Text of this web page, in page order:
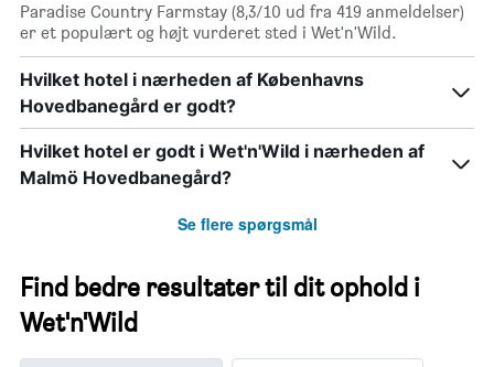
Paradise Country Farmstay (8,3/10 ud fra 419 anmeldelser)
er et populært og højt vurderet sted i Wet'n'Wild.
Hvilket hotel i nærheden af Københavns
Hovedbanegård er godt?
Hvilket hotel er godt i Wet'n'Wild i nærheden af
Malmö Hovedbanegård?
Se flere spørgsmål
Find bedre resultater til dit ophold i
Wet'n'Wild